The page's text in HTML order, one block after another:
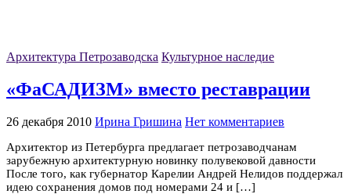
Архитектура Петрозаводска Культурное наследие
«ФаСАДИЗМ» вместо реставрации
26 декабря 2010 Ирина Гришина Нет комментариев
Архитектор из Петербурга предлагает петрозаводчанам
зарубежную архитектурную новинку полувековой давности
После того, как губернатор Карелии Андрей Нелидов поддержал
идею сохранения домов под номерами 24 и […]